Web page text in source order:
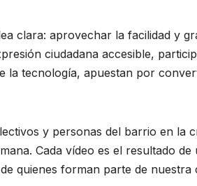
clara: aprovechar la facilidad y
ciudadana accesible,
la tecnología, apuestan por
y personas del barrio en la
Cada vídeo es el resultado
quienes forman parte de nuestra